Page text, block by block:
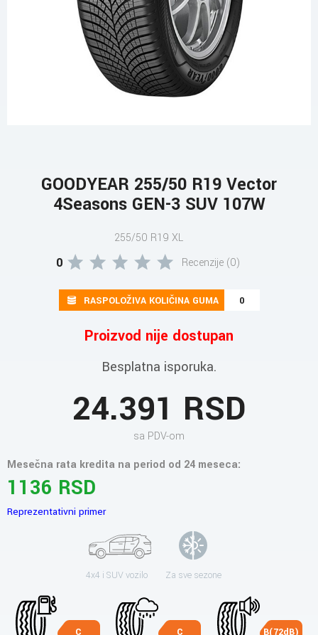
GOODYEAR 255/50 R19 Vector
4Seasons GEN-3 SUV 107W
255/50 R19 XL
0 Recenzije (0)
RASPOLOŽIVA KOLIČINA GUMA 0
Proizvod nije dostupan
Besplatna isporuka.
24.391 RSD
sa PDV-om
Mesečna rata kredita na period od 24 meseca:
1136 RSD
Reprezentativni primer
4x4 i SUV vozilo Za sve sezone
C C B(72dB)